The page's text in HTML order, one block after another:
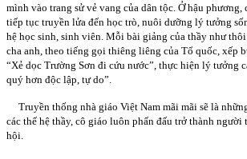
mình vào trang sử vẻ vang của dân tộc. Ở hậu phương,
tiếp tục truyền lửa đến học trò, nuôi dưỡng lý tưởng
hệ học sinh, sinh viên. Mỗi bài giảng của thầy như
cha anh, theo tiếng gọi thiêng liêng của Tổ quốc, xếp
“Xẻ dọc Trường Sơn đi cứu nước”, thực hiện lý tưởng
quý hơn độc lập, tự do”.
Truyền thống nhà giáo Việt Nam mãi mãi sẽ là
các thế hệ thầy, cô giáo luôn phấn đấu trở thành người
hội.